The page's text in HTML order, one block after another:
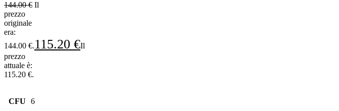
144.00€ Il
prezzo
originale
era:
144.00 €.115.20 €Il
prezzo
attuale è:
115.20 €.
CFU 6